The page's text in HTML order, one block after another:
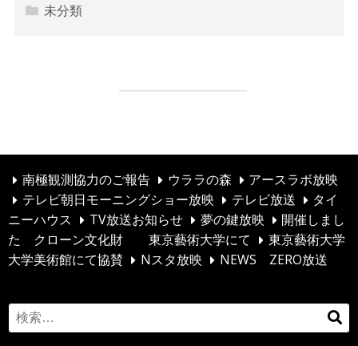
未分類
ナ
ビ
ゲ
ー
シ
ン
南極観測協力のご報告 ウララの森
アースラボ放映
テレビ朝日モーニングショー放映
テレビ放送
タイ
ニーハウス
TV放送お知らせ 夢の鍵放映
開催しまし
た クローン文化財 東京藝術大学にて
東京藝術大学
大学美術館にて協賛
Nスタ放映 NEWS ZERO放送
S
e
検